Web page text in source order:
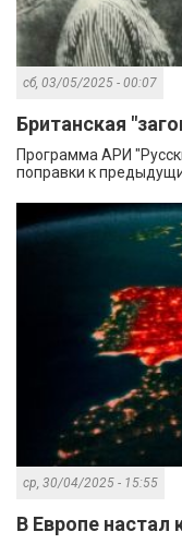
сб, 03/05/2025 - 00:07
Британская
Программа АРИ
поправки к
ср, 30/04/2025 - 15:55
В Европе настал